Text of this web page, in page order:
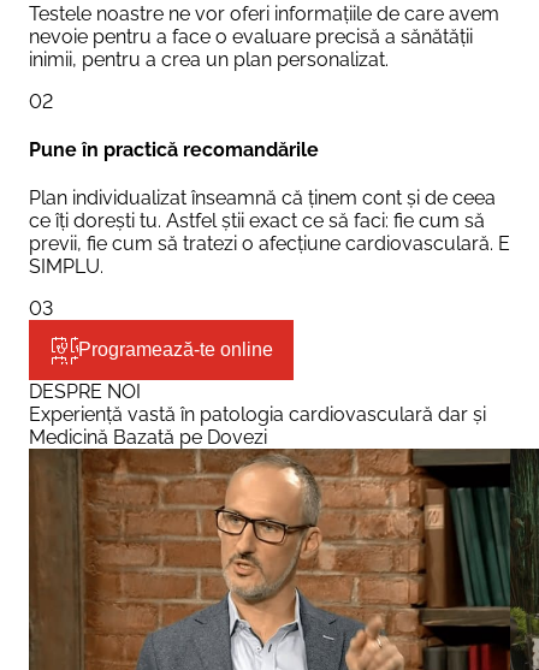
Testele noastre ne vor oferi informațiile de care avem
nevoie pentru a face o evaluare precisă a sănătății
inimii, pentru a crea un plan personalizat.
02
Pune în practică recomandările
Plan individualizat înseamnă că ținem cont și de ceea
ce îți dorești tu. Astfel știi exact ce să faci: fie cum să
previi, fie cum să tratezi o afecțiune cardiovasculară. E
SIMPLU.
03
Programează-te online
DESPRE NOI
Experiență vastă în patologia cardiovasculară dar și
Medicină Bazată pe Dovezi